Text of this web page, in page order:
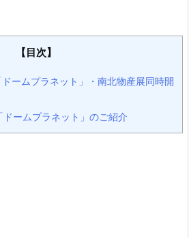
【目次】
ームプラネット」・南北物産展同時開
ームプラネット」のご紹介